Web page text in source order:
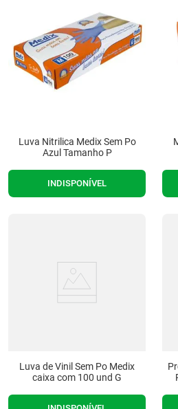
Luva Nitrilica Medix Sem Po
Azul Tamanho P
INDISPONÍVEL
Luva de Vinil Sem Po Medix
caixa com 100 und G